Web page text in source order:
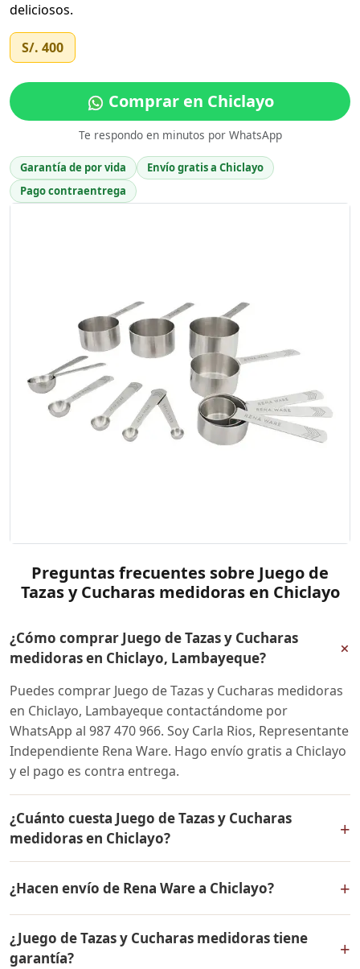
deliciosos.
S/. 400
Comprar en Chiclayo
Te respondo en minutos por WhatsApp
Garantía de por vida
Envío gratis a Chiclayo
Pago contraentrega
Preguntas frecuentes sobre Juego de
Tazas y Cucharas medidoras en Chiclayo
¿Cómo comprar Juego de Tazas y Cucharas
medidoras en Chiclayo, Lambayeque?
+
Puedes comprar Juego de Tazas y Cucharas medidoras
en Chiclayo, Lambayeque contactándome por
WhatsApp al 987 470 966. Soy Carla Rios, Representante
Independiente Rena Ware. Hago envío gratis a Chiclayo
y el pago es contra entrega.
¿Cuánto cuesta Juego de Tazas y Cucharas
medidoras en Chiclayo?
+
mismo en todo el Perú. Contáctame por WhatsApp para
conocer el precio actual, promociones disponibles y
facilidades de pago en cuotas desde el 10% de inicial.
¿Hacen envío de Rena Ware a Chiclayo? +
medidoras a Chiclayo, Lambayeque y a todo el Perú. El
pago es contra entrega.
¿Juego de Tazas y Cucharas medidoras tiene
garantía?
+